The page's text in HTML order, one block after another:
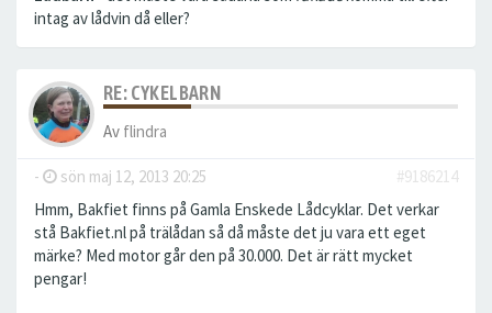
intag av lådvin då eller?
RE: CYKELBARN
Av flindra
- sön maj 12, 2013 20:25
#9186214
Hmm, Bakfiet finns på Gamla Enskede Lådcyklar. Det verkar
stå Bakfiet.nl på trälådan så då måste det ju vara ett eget
märke? Med motor går den på 30.000. Det är rätt mycket
pengar!